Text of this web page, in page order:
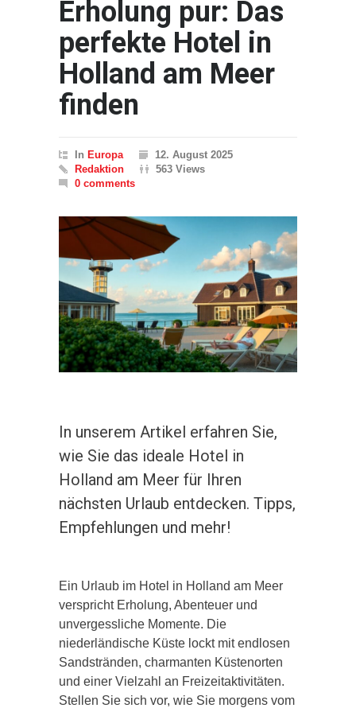
Erholung pur: Das
perfekte Hotel in
Holland am Meer
finden
In Europa
12. August 2025
Redaktion
563 Views
0 comments
In unserem Artikel erfahren Sie,
wie Sie das ideale Hotel in
Holland am Meer für Ihren
nächsten Urlaub entdecken. Tipps,
Empfehlungen und mehr!
Ein Urlaub im Hotel in Holland am Meer
verspricht Erholung, Abenteuer und
unvergessliche Momente. Die
niederländische Küste lockt mit endlosen
Sandstränden, charmanten Küstenorten
und einer Vielzahl an Freizeitaktivitäten.
Stellen Sie sich vor, wie Sie morgens vom